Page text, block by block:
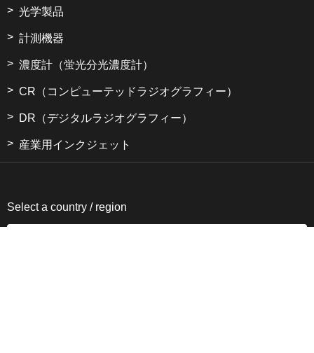
光学製品
計測機器
濃度計（蛍光分光濃度計）
CR（コンピューテッドラジオグラフィー）
DR（デジタルラジオグラフィー）
産業用インクジェット
Select a country / region